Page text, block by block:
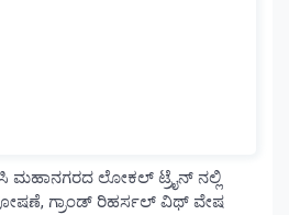
ಮಹಾನಗರದ ಲೋಕಲ್ ಟ್ರೈನ್ ನಲ್ಲಿ
ಗ್ರಾಂಡ್ ರಿಹರ್ಸಲ್ ವಿಥ್ ವೇಷ